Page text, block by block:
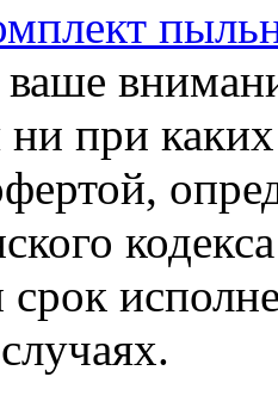
при каких